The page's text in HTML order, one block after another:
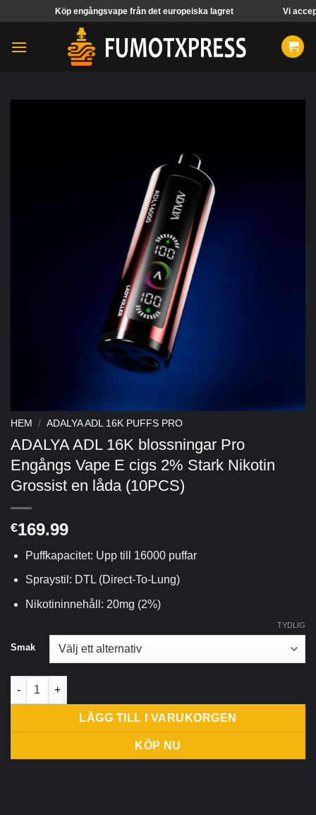
över
innehåll
Köp engångsvape från det europeiska lagret Vi accepterar
HEM / ADALYA ADL 16K PUFFS PRO
ADALYA ADL 16K blossningar Pro
Engångs Vape E cigs 2% Stark Nikotin
Grossist en låda (10PCS)
€169.99
Puffkapacitet: Upp till 16000 puffar
Spraystil: DTL (Direct-To-Lung)
Nikotininnehåll: 20mg (2%)
Smak
TYDLIG
ADALYA ADL 16K blossningar Pro Engångs Vape E cigs 2%
LÄGG TILL I VARUKORGEN
KÖP NU